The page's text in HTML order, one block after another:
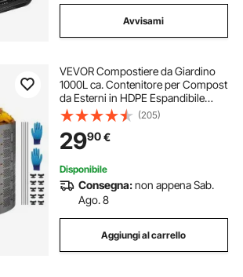
Avvisami
VEVOR Compostiere da Giardino
1000L ca. Contenitore per Compost
da Esterni in HDPE Espandibile
Diametro 106,68 cm Grande
Capacità per la Raccolta delle Foglie
Compostaggio Creazione di
Terreno Fertile
(205)
2990€
Disponibile
Consegna:non appena Sab.
Ago. 8
Aggiungi al carrello